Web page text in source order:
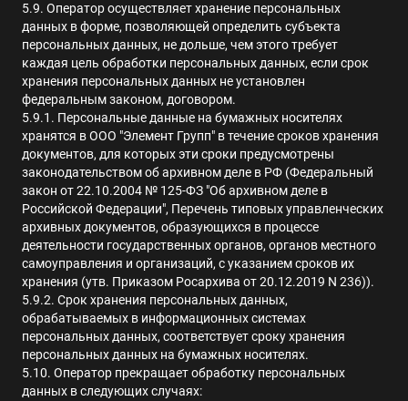
5.9. Оператор осуществляет хранение персональных
данных в форме, позволяющей определить субъекта
персональных данных, не дольше, чем этого требует
каждая цель обработки персональных данных, если срок
хранения персональных данных не установлен
федеральным законом, договором.
5.9.1. Персональные данные на бумажных носителях
хранятся в ООО "Элемент Групп" в течение сроков хранения
документов, для которых эти сроки предусмотрены
законодательством об архивном деле в РФ (Федеральный
закон от 22.10.2004 № 125-ФЗ "Об архивном деле в
Российской Федерации", Перечень типовых управленческих
архивных документов, образующихся в процессе
деятельности государственных органов, органов местного
самоуправления и организаций, с указанием сроков их
хранения (утв. Приказом Росархива от 20.12.2019 N 236)).
5.9.2. Срок хранения персональных данных,
обрабатываемых в информационных системах
персональных данных, соответствует сроку хранения
персональных данных на бумажных носителях.
5.10. Оператор прекращает обработку персональных
данных в следующих случаях: